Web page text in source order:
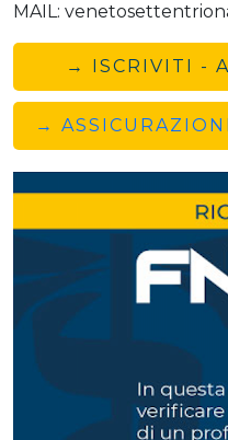
MAIL:
→ ISCRIVITI -
→